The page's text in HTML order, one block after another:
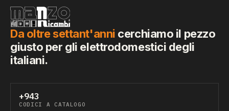
Da oltre settant'anni cerchiamo il pezzo
giusto per gli elettrodomestici degli
italiani.
+943
CODICI A CATALOGO